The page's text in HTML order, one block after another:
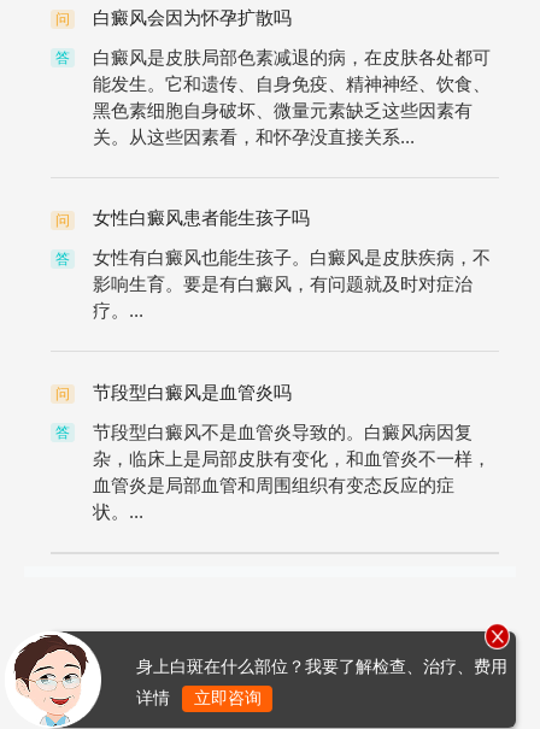
问 白癜风会因为怀孕扩散吗
答
白癜风是皮肤局部色素减退的病，在皮肤各处都可
能发生。它和遗传、自身免疫、精神神经、饮食、
黑色素细胞自身破坏、微量元素缺乏这些因素有
关。从这些因素看，和怀孕没直接关系...
问 女性白癜风患者能生孩子吗
答
女性有白癜风也能生孩子。白癜风是皮肤疾病，不
影响生育。要是有白癜风，有问题就及时对症治
疗。...
问 节段型白癜风是血管炎吗
答
节段型白癜风不是血管炎导致的。白癜风病因复
杂，临床上是局部皮肤有变化，和血管炎不一样，
血管炎是局部血管和周围组织有变态反应的症
状。...
身上白斑在什么部位？我要了解检查、治疗、费用
详情
立即咨询